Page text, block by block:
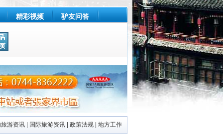
精彩视频 驴友问答
公交
天气
股市 彩票 万年历
旅游资讯 国际旅游资讯 政策法规 地方工作